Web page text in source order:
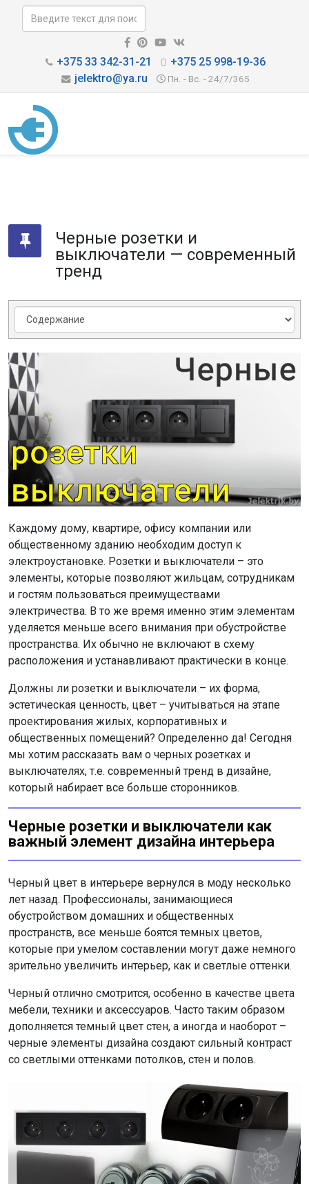
+375 33 342-31-21
+375 25 998-19-36
jelektro@ya.ru
Пн. - Вс. - 24/7/365
Черные розетки и
выключатели — современный
тренд
Каждому дому, квартире, офису компании или
общественному зданию необходим доступ к
электроустановке. Розетки и выключатели – это
элементы, которые позволяют жильцам, сотрудникам
и гостям пользоваться преимуществами
электричества. В то же время именно этим элементам
уделяется меньше всего внимания при обустройстве
пространства. Их обычно не включают в схему
расположения и устанавливают практически в конце.
Должны ли розетки и выключатели – их форма,
эстетическая ценность, цвет – учитываться на этапе
проектирования жилых, корпоративных и
общественных помещений? Определенно да! Сегодня
мы хотим рассказать вам о черных розетках и
выключателях, т.е. современный тренд в дизайне,
который набирает все больше сторонников.
Черные розетки и выключатели как
важный элемент дизайна интерьера
Черный цвет в интерьере вернулся в моду несколько
лет назад. Профессионалы, занимающиеся
обустройством домашних и общественных
пространств, все меньше боятся темных цветов,
которые при умелом составлении могут даже немного
зрительно увеличить интерьер, как и светлые оттенки.
Черный отлично смотрится, особенно в качестве цвета
мебели, техники и аксессуаров. Часто таким образом
дополняется темный цвет стен, а иногда и наоборот –
черные элементы дизайна создают сильный контраст
со светлыми оттенками потолков, стен и полов.